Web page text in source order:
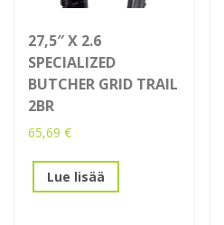
27,5″ X 2.6
SPECIALIZED
BUTCHER GRID TRAIL
2BR
65,69 €
Lue lisää